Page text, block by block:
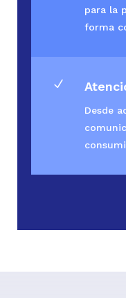
para la
forma
N
Desde